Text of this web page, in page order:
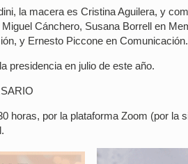
la macera es Cristina Aguilera, y
Cánchero, Susana Borrell en
y Ernesto Piccone en Comunicación.
presidencia en julio de este año.
horas, por la plataforma Zoom (por